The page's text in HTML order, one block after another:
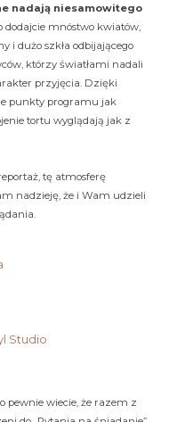
nadają niesamowitego
dodajcie mnóstwo kwiatów,
i dużo szkła odbijającego
którzy światłami nadali
przyjęcia. Dzięki
punkty programu jak
tortu wyglądają jak z
tę atmosferę
nadzieję, że i Wam udzieli
Studio
pewnie wiecie, że razem z